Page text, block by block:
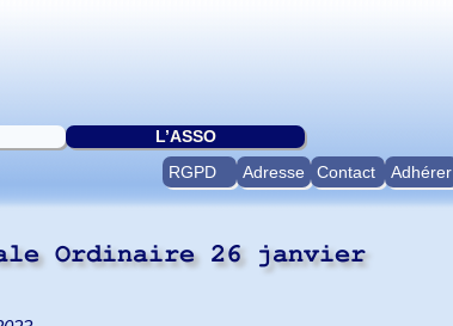
L’ASSO
RGPD
Adresse Contact Adhérer
Ordinaire 26 janvier